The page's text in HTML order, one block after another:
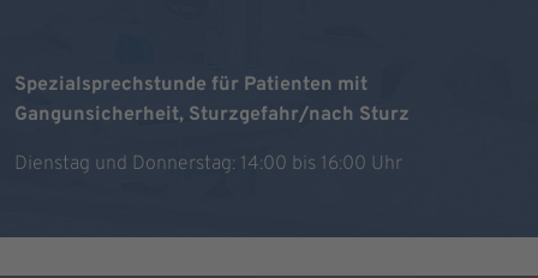
Spezialsprechstunde für Patienten mit
Gangunsicherheit, Sturzgefahr/nach Sturz
Dienstag und Donnerstag: 14:00 bis 16:00 Uhr